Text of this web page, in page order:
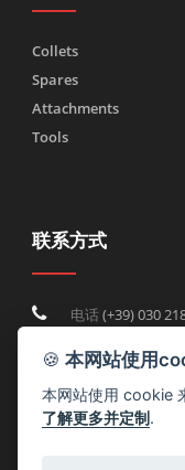
Collets
Spares
Attachments
Tools
联系方式
电话(+39) 030
🍪 本网站使用
本网站使用 cookie
了解更多并定制.